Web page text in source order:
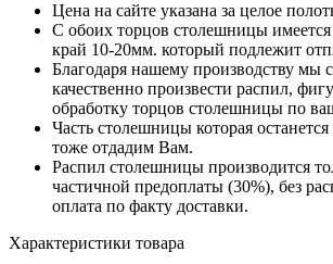
Цена на сайте указана за целое
С обоих торцов столешницы имеется
край 10-20мм. который подлежит
Благодаря нашему производству мы
качественно произвести распил,
обработку торцов столешницы по
Часть столешницы которая
тоже отдадим Вам.
Распил столешницы производится
частичной предоплаты (30%), без
оплата по факту доставки.
Характеристики товара